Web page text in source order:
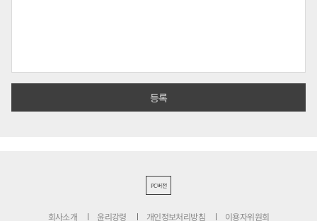
PC버전
회사소개 윤리강령 개인정보처리방침 이용자위원회